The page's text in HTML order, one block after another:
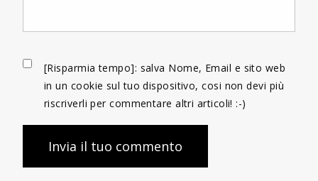
[Risparmia tempo]: salva Nome, Email e sito web
in un cookie sul tuo dispositivo, cosi non devi più
riscriverli per commentare altri articoli! :-)